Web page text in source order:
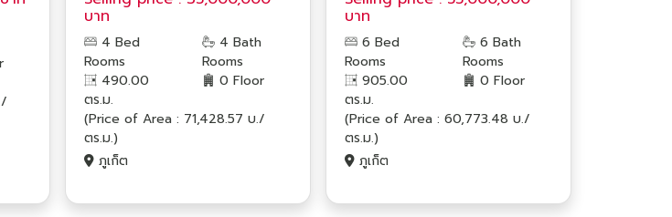
บาท
4 Bed
Rooms
4 Bath
Rooms
490.00
ตร.ม.
0 Floor
(Price of Area : 71,428.57 บ./
ตร.ม.)
ภูเก็ต
บาท
6 Bed
Rooms
6 Bath
Rooms
905.00
ตร.ม.
0 Floor
(Price of Area : 60,773.48 บ./
ตร.ม.)
ภูเก็ต